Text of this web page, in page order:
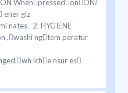
WhenpressedonON/
ener giz
nates . 2. HYGIENE
,washi ngtem peratur
iche nsur es